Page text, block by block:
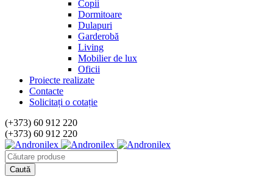
Copii
Dormitoare
Dulapuri
Garderobă
Living
Mobilier de lux
Oficii
Proiecte realizate
Contacte
Solicitați o cotație
(+373) 60 912 220
(+373) 60 912 220